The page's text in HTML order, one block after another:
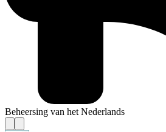
Beheersing van het Nederlands